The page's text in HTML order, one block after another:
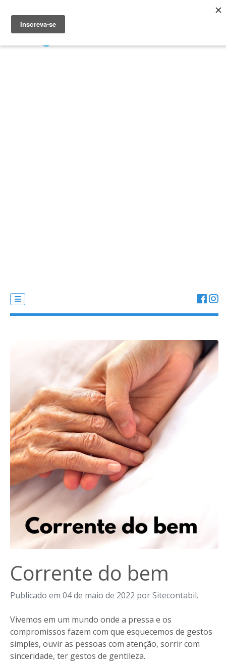
Corrente do bem
Publicado em 04 de maio de 2022 por Sitecontabil.
Vivemos em um mundo onde a pressa e os
compromissos fazem com que esquecemos de gestos
simples, ouvir as pessoas com atenção, sorrir com
sinceridade, ter gestos de gentileza.